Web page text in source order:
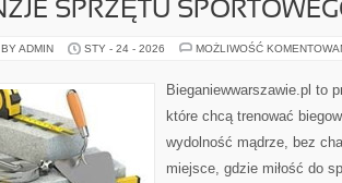
SPRZĘTU
ADMIN STY - 24 - 2026 MOŻLIWOŚĆ
Bieganiewwarszawie.pl to
które chcą trenować
wydolność mądrze, bez
miejsce, gdzie miłość do